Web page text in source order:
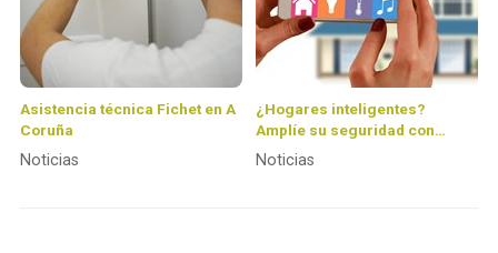
Asistencia técnica Fichet en A
Coruña
Noticias
¿Hogares inteligentes?
Amplíe su seguridad con
Fichet Coruña
Noticias